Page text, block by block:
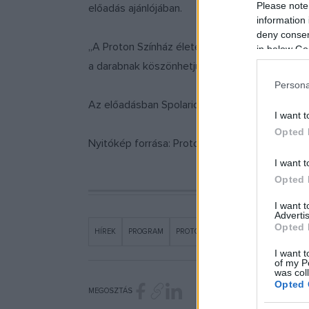
Please
information
deny
in below
I want
Opted
I want
Opted
I want
Opted
I want
of my
was
Opted
előadás ajánlójában.
„A Proton Színház életében kiemelten
a darabnak köszönhetjük” – mondta
Az előadásban Spolarics Andrea, Rába
Nyitókép forrása: Proton Színház
HÍREK PROGRAM PROTON SZÍNHÁZ
MEGOSZTÁS